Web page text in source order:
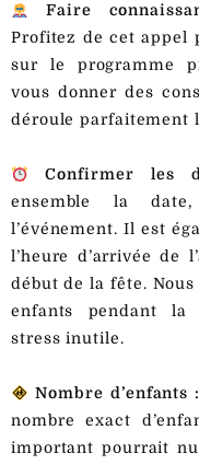
Faire
Profitez de cet appel
sur le programme
vous donner des
déroule parfaitement
Confirmer les
ensemble la
l’événement. Il est
l’heure d’arrivée de
début de la fête.
enfants pendant
stress inutile.
Nombre d’enfants :
nombre exact
important pourrait